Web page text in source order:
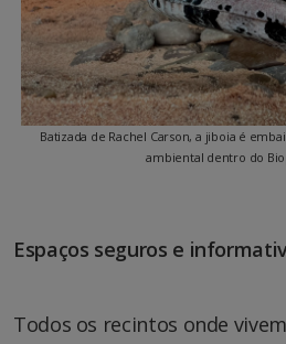
Batizada de Rachel Carson, a jiboia é
ambiental dentro do
Espaços seguros e
Todos os recintos onde